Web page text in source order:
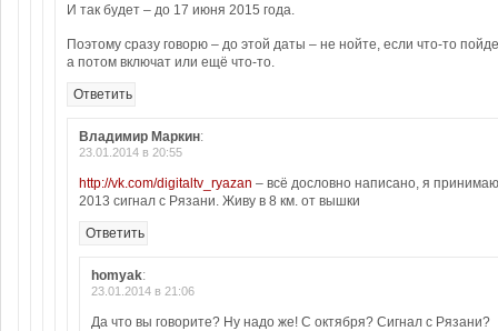
И так будет – до 17 июня 2015 года.
Поэтому сразу говорю – до этой даты – не нойте, если что-то
а потом включат или ещё что-то.
Ответить
Владимир Маркин:
23.01.2014 в 20:55
http://vk.com/digitaltv_ryazan – всё дословно написано, я
2013 сигнал с Рязани. Живу в 8 км. от вышки
Ответить
homyak:
23.01.2014 в 21:06
Да что вы говорите? Ну надо же! С октября? Сигнал с Рязани?